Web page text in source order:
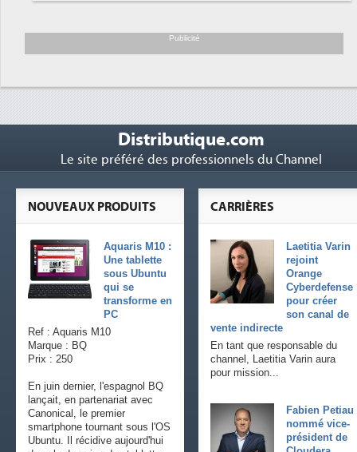
soutient les...
Publicité
Distributique.com
Le site préféré des professionnels du Channel
CARRIÈRES
Laetitia Varin
rejoint
Orange
Cyberdefense
pour créer
son canal de
vente indirecte
En tant que responsable du
channel, Laetitia Varin aura
pour mission...
Fabien Petiau
nommé vice-
président de
NOUVEAUX PRODUITS
Aquaris M10 :
Une tablette
sous Ubuntu
qui se
transforme en
PC
Ref : Aquaris M10
Marque : BQ
Prix : 250
En juin dernier, l'espagnol BQ
lançait, en partenariat avec
Canonical, le premier
smartphone tournant sous l'OS
Ubuntu. Il récidive aujourd'hui